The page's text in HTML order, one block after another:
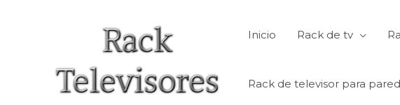
Inicio Rack de tv
Rack de televisor para pared